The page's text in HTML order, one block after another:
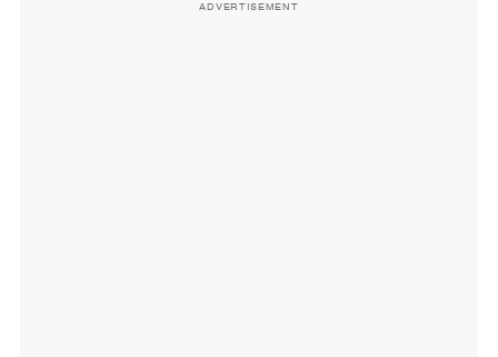
ADVERTISEMENT